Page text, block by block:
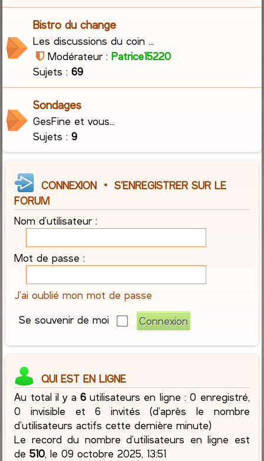
Bistro du change
Les discussions du coin ...
Modérateur : Patrice15220
Sujets :69
Sondages
GesFine et vous...
Sujets :9
CONNEXION •S’ENREGISTRER SUR LE
FORUM
Nom d’utilisateur :
Mot de passe :
J’ai oublié mon mot de passe
Se souvenir de moi
QUI EST EN LIGNE
Au total il y a 6utilisateurs en ligne : 0 enregistré,
0 invisible et 6 invités (d’après le nombre
d’utilisateurs actifs cette dernière minute)
Le record du nombre d’utilisateurs en ligne est
de510, le 09 octobre 2025, 13:51